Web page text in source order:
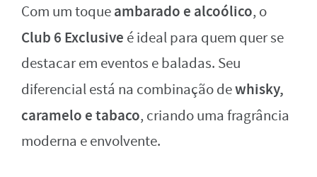
Com um toqueambarado e alcoólico, o
Club 6 Exclusive é ideal para quem quer se
destacar em eventos e baladas. Seu
diferencial está na combinação dewhisky,
caramelo e tabaco, criando uma fragrância
moderna e envolvente.